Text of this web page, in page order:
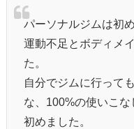
パーソナルジムは初
運動不足とボディメ
た。
自分でジムに行って
な、100%の使いこ
初めました。